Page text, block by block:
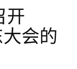
开
会的